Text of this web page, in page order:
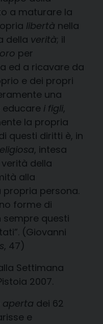
a maturare la
libertà nella
della verità; il
per
ed a ricavare da
e dei propri
una
i figli,
la propria
questi diritti è, in
, intesa
della
alla
persona.
forme di
questi
(Giovanni
, 47)
Settimana
2007.
aperta dei 62
e